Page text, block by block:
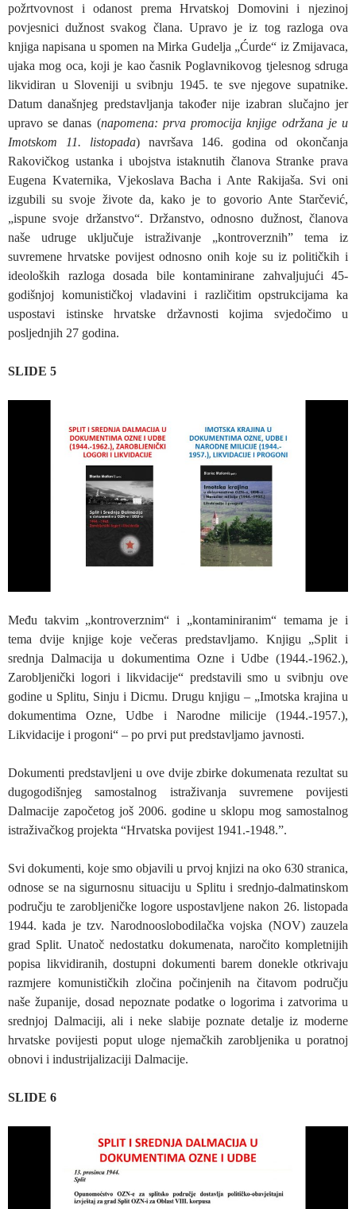
požrtvovnost i odanost prema Hrvatskoj Domovini i njezinoj
povjesnici dužnost svakog člana. Upravo je iz tog razloga ova
knjiga napisana u spomen na Mirka Gudelja „Ćurde“ iz Zmijavaca,
ujaka mog oca, koji je kao časnik Poglavnikovog tjelesnog sdruga
likvidiran u Sloveniji u svibnju 1945. te sve njegove supatnike.
Datum današnjeg predstavljanja također nije izabran slučajno jer
upravo se danas (napomena: prva promocija knjige održana je u
Imotskom 11. listopada) navršava 146. godina od okončanja
Rakovičkog ustanka i ubojstva istaknutih članova Stranke prava
Eugena Kvaternika, Vjekoslava Bacha i Ante Rakijaša. Svi oni
izgubili su svoje živote da, kako je to govorio Ante Starčević,
„ispune svoje držanstvo“. Držanstvo, odnosno dužnost, članova
naše udruge uključuje istraživanje „kontroverznih” tema iz
suvremene hrvatske povijest odnosno onih koje su iz političkih i
ideoloških razloga dosada bile kontaminirane zahvaljujući 45-
godišnjoj komunističkoj vladavini i različitim opstrukcijama ka
uspostavi istinske hrvatske državnosti kojima svjedočimo u
posljednjih 27 godina.
SLIDE 5
Među takvim „kontroverznim“ i „kontaminiranim“ temama je i
tema dvije knjige koje večeras predstavljamo. Knjigu „Split i
srednja Dalmacija u dokumentima Ozne i Udbe (1944.-1962.),
Zarobljenički logori i likvidacije“ predstavili smo u svibnju ove
godine u Splitu, Sinju i Dicmu. Drugu knjigu – „Imotska krajina u
dokumentima Ozne, Udbe i Narodne milicije (1944.-1957.),
Likvidacije i progoni“ – po prvi put predstavljamo javnosti.
Dokumenti predstavljeni u ove dvije zbirke dokumenata rezultat su
dugogodišnjeg samostalnog istraživanja suvremene povijesti
Dalmacije započetog još 2006. godine u sklopu mog samostalnog
istraživačkog projekta “Hrvatska povijest 1941.-1948.”.
Svi dokumenti, koje smo objavili u prvoj knjizi na oko 630 stranica,
odnose se na sigurnosnu situaciju u Splitu i srednjo-dalmatinskom
području te zarobljeničke logore uspostavljene nakon 26. listopada
1944. kada je tzv. Narodnooslobodilačka vojska (NOV) zauzela
grad Split. Unatoč nedostatku dokumenata, naročito kompletnijih
popisa likvidiranih, dostupni dokumenti barem donekle otkrivaju
razmjere komunističkih zločina počinjenih na čitavom području
naše županije, dosad nepoznate podatke o logorima i zatvorima u
srednjoj Dalmaciji, ali i neke slabije poznate detalje iz moderne
hrvatske povijesti poput uloge njemačkih zarobljenika u poratnoj
obnovi i industrijalizaciji Dalmacije.
SLIDE 6